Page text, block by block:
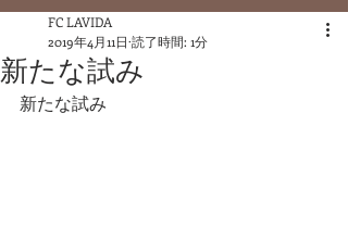
新たな試み
FC LAVIDA
2019年4月11日 読了時間: 1分
新たな試み